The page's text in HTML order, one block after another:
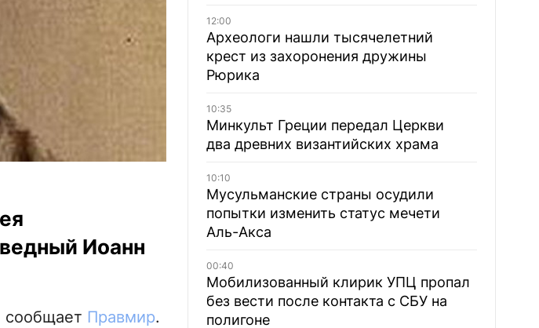
Иоанн
сообщает Правмир.
12:00
Археологи нашли тысячелетний
крест из захоронения дружины
Рюрика
10:35
Минкульт Греции передал Церкви
два древних византийских храма
10:10
Мусульманские страны осудили
попытки изменить статус мечети
Аль-Акса
00:40
Мобилизованный клирик УПЦ пропал
без вести после контакта с СБУ на
полигоне